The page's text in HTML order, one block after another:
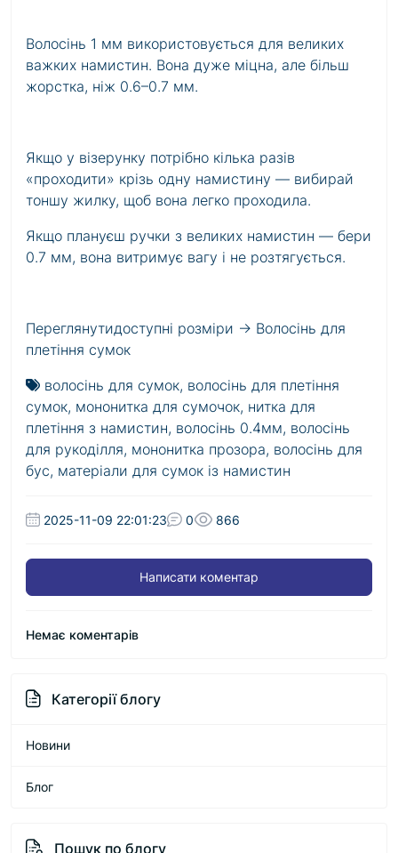
Волосінь 1 мм використовується для великих
важких намистин. Вона дуже міцна, але більш
жорстка, ніж 0.6–0.7 мм.
Якщо у візерунку потрібно кілька разів
«проходити» крізь одну намистину — вибирай
тоншу жилку, щоб вона легко проходила.
Якщо плануєш ручки з великих намистин — бери
0.7 мм, вона витримує вагу і не розтягується.
Переглянутидоступні розміри → Волосінь для
плетіння сумок
волосінь для сумок, волосінь для плетіння
сумок, мононитка для сумочок, нитка для
плетіння з намистин, волосінь 0.4мм, волосінь
для рукоділля, мононитка прозора, волосінь для
бус, матеріали для сумок із намистин
2025-11-09 22:01:23 0 866
Написати коментар
Немає коментарів
Категорії блогу
Новини
Блог
Пошук по блогу